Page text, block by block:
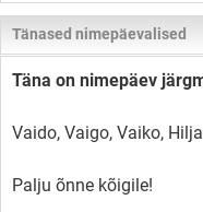
Tänased nimepäevalised
Täna on nimepäev
Vaido, Vaigo, Vaiko,
Palju õnne kõigile!